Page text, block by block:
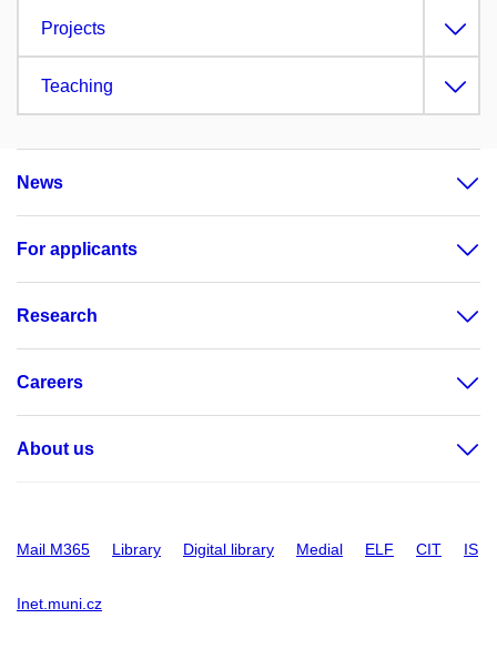
Projects
Teaching
News
For applicants
Research
Careers
About us
Mail M365 Library Digital library Medial ELF CIT IS
Inet.muni.cz